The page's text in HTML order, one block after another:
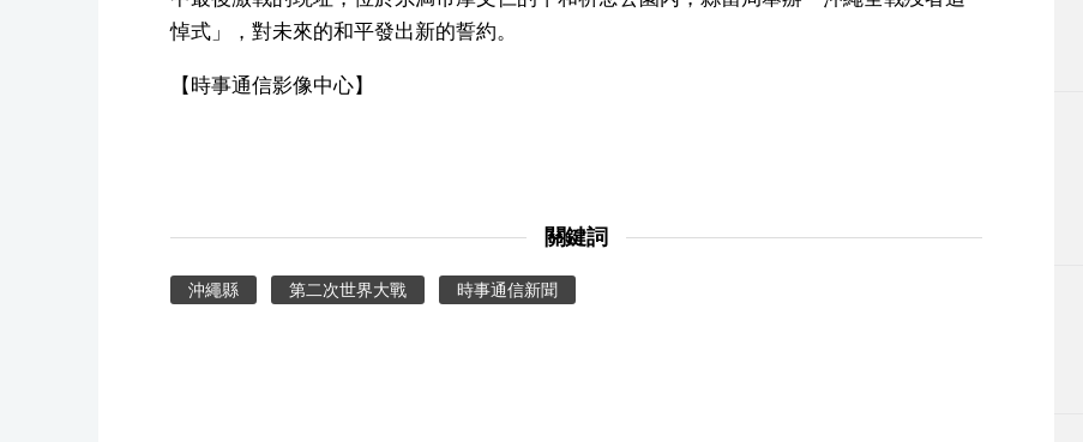
悼式」，對未來的和平發出新的誓約。
【時事通信影像中心】
關鍵詞
沖繩縣 第二次世界大戰 時事通信新聞